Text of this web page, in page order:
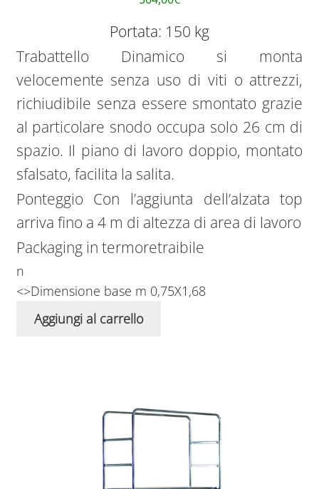
Portata: 150 kg
Trabattello Dinamico si monta
velocemente senza uso di viti o attrezzi,
richiudibile senza essere smontato grazie
al particolare snodo occupa solo 26 cm di
spazio. Il piano di lavoro doppio, montato
sfalsato, facilita la salita.
Ponteggio Con l’aggiunta dell’alzata top
arriva fino a 4 m di altezza di area di lavoro
Packaging in termoretraibile
n
<>Dimensione base m 0,75X1,68
Aggiungi al carrello